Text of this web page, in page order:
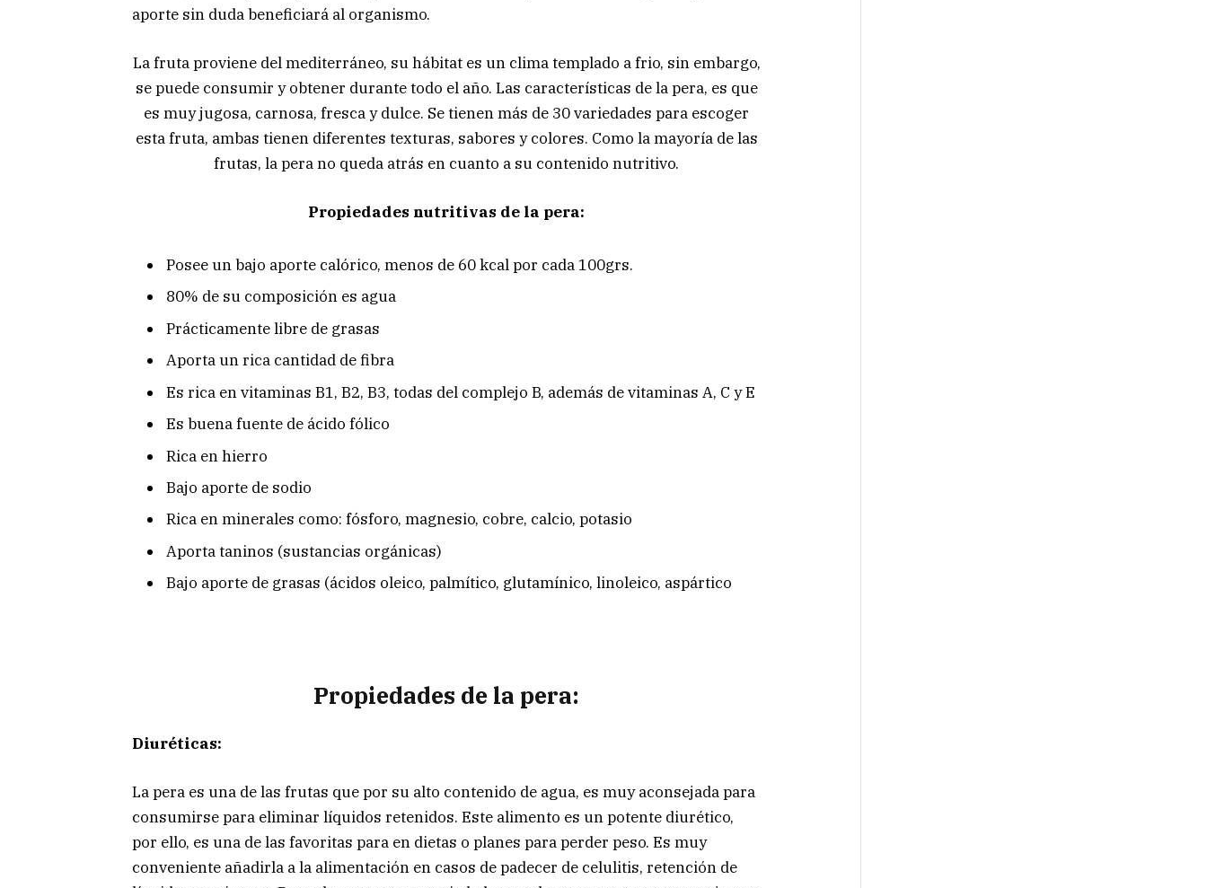
aporte sin duda beneficiará al organismo.
La fruta proviene del mediterráneo, su hábitat es un clima templado a frio, sin embargo,
se puede consumir y obtener durante todo el año. Las características de la pera, es que
es muy jugosa, carnosa, fresca y dulce. Se tienen más de 30 variedades para escoger
esta fruta, ambas tienen diferentes texturas, sabores y colores. Como la mayoría de las
frutas, la pera no queda atrás en cuanto a su contenido nutritivo.
Propiedades nutritivas de la pera:
Posee un bajo aporte calórico, menos de 60 kcal por cada 100grs.
80% de su composición es agua
Prácticamente libre de grasas
Aporta un rica cantidad de fibra
Es rica en vitaminas B1, B2, B3, todas del complejo B, además de vitaminas A, C y E
Es buena fuente de ácido fólico
Rica en hierro
Bajo aporte de sodio
Rica en minerales como: fósforo, magnesio, cobre, calcio, potasio
Aporta taninos (sustancias orgánicas)
Bajo aporte de grasas (ácidos oleico, palmítico, glutamínico, linoleico, aspártico
Propiedades de la pera:
Diuréticas:
La pera es una de las frutas que por su alto contenido de agua, es muy aconsejada para
consumirse para eliminar líquidos retenidos. Este alimento es un potente diurético,
por ello, es una de las favoritas para en dietas o planes para perder peso. Es muy
conveniente añadirla a la alimentación en casos de padecer de celulitis, retención de